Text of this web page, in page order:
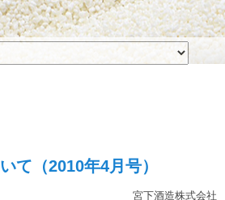
て（2010年4月号）
宮下酒造株式会社